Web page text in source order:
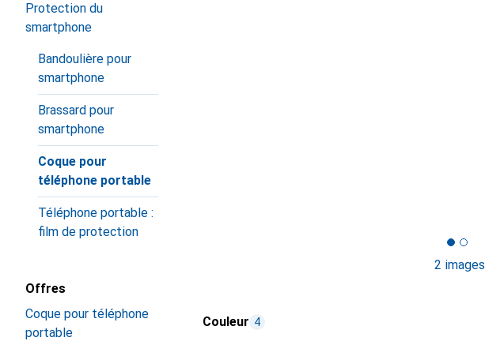
Protection du
smartphone
Bandoulière pour
smartphone
Brassard pour
smartphone
Coque pour
téléphone portable
Téléphone portable :
film de protection
Offres
Coque pour téléphone
portable
2 images
Couleur 4